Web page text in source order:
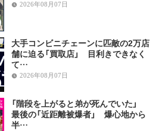
2026年08月07日
大手コンビニチェーンに匹敵の2万店
舗に迫る「買取店」 目利きできなく
て…
2026年08月07日
「階段を上がると弟が死んでいた」
最後の「近距離被爆者」 爆心地から
半…